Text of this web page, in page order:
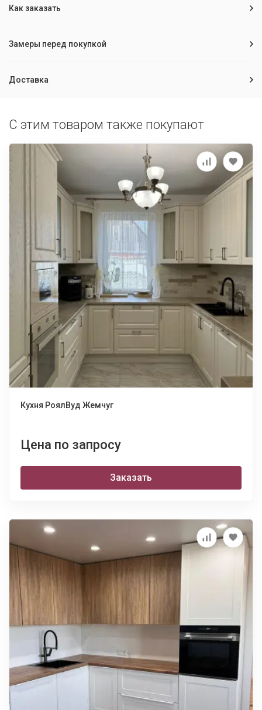
Как заказать
Замеры перед покупкой
Доставка
С этим товаром также покупают
Кухня РоялВуд Жемчуг
Цена по запросу
Заказать